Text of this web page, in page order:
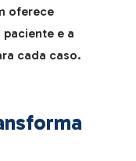
oferece
e a
cada caso.